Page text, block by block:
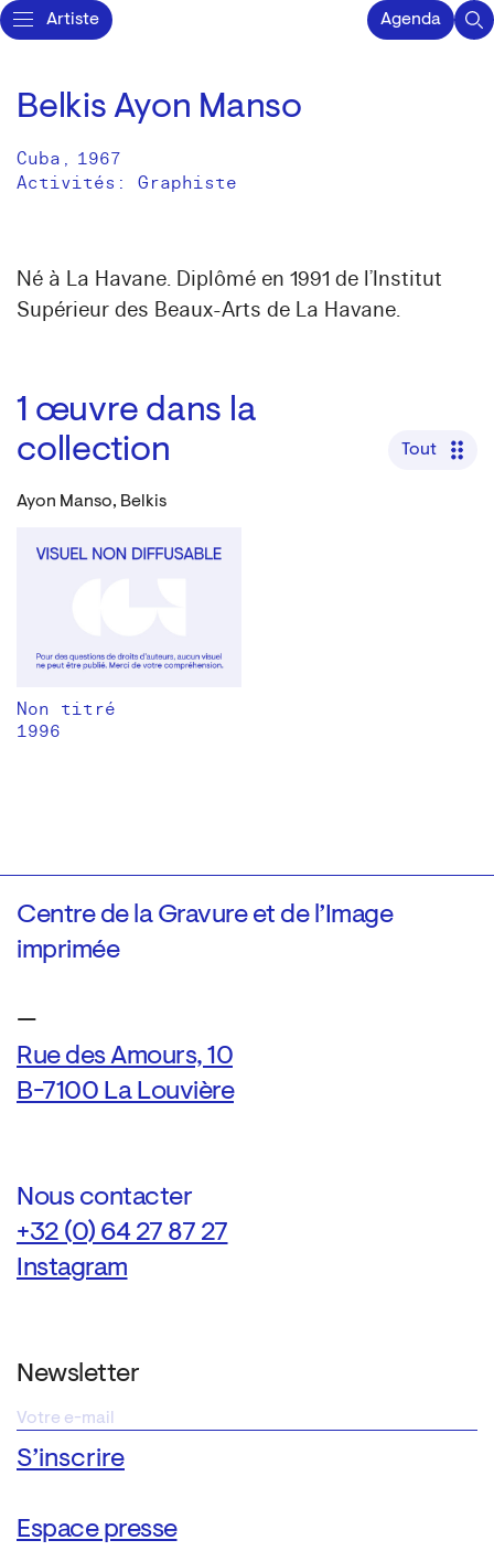
Artiste Agenda
Belkis Ayon Manso
Cuba , 1967
Activités: Graphiste
Né à La Havane. Diplômé en 1991 de l’Institut
Supérieur des Beaux-Arts de La Havane.
1 œuvre dans la
collection
Tout
Ayon Manso, Belkis
Non titré
1996
Centre de la Gravure et de l’Image
imprimée
—
Rue des Amours, 10
B-7100 La Louvière
Nous contacter
+32 (0) 64 27 87 27
Instagram
Newsletter
Espace presse